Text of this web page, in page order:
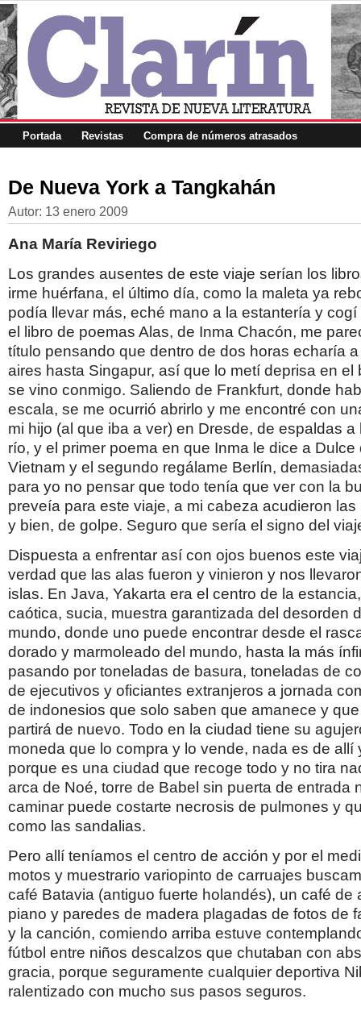
Portada Revistas Compra de números atrasados
De Nueva York a Tangkahán
Autor: 13 enero 2009
Ana María Reviriego
Los grandes ausentes de este viaje serían los
irme huérfana, el último día, como la maleta ya
podía llevar más, eché mano a la estantería y cogí
el libro de poemas Alas, de Inma Chacón, me
título pensando que dentro de dos horas echaría
aires hasta Singapur, así que lo metí deprisa en el
se vino conmigo. Saliendo de Frankfurt, donde
escala, se me ocurrió abrirlo y me encontré con
mi hijo (al que iba a ver) en Dresde, de espaldas a
río, y el primer poema en que Inma le dice a
Vietnam y el segundo regálame Berlín,
para yo no pensar que todo tenía que ver con la
preveía para este viaje, a mi cabeza acudieron
y bien, de golpe. Seguro que sería el signo del
Dispuesta a enfrentar así con ojos buenos este
verdad que las alas fueron y vinieron y nos
islas. En Java, Yakarta era el centro de la
caótica, sucia, muestra garantizada del desorden
mundo, donde uno puede encontrar desde el
dorado y marmoleado del mundo, hasta la más
pasando por toneladas de basura, toneladas de
de ejecutivos y oficiantes extranjeros a jornada
de indonesios que solo saben que amanece y
partirá de nuevo. Todo en la ciudad tiene su
moneda que lo compra y lo vende, nada es de allí
porque es una ciudad que recoge todo y no tira
arca de Noé, torre de Babel sin puerta de entrada
caminar puede costarte necrosis de pulmones y
como las sandalias.
Pero allí teníamos el centro de acción y por el
motos y muestrario variopinto de carruajes
café Batavia (antiguo fuerte holandés), un café de
piano y paredes de madera plagadas de fotos de
y la canción, comiendo arriba estuve
fútbol entre niños descalzos que chutaban con
gracia, porque seguramente cualquier deportiva
ralentizado con mucho sus pasos seguros.